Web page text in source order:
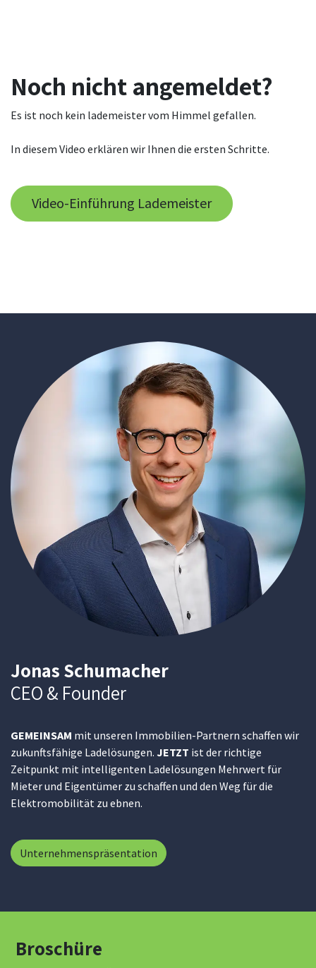
Noch nicht angemeldet?
Es ist noch kein lademeister vom Himmel gefallen.
In diesem Video erklären wir Ihnen die ersten Schritte.
Video-Einführung Lademeister
Jonas Schumacher
CEO & Founder
GEMEINSAM mit unseren Immobilien-Partnern schaffen wir
zukunftsfähige Ladelösungen. JETZT ist der richtige
Zeitpunkt mit intelligenten Ladelösungen Mehrwert für
Mieter und Eigentümer zu schaffen und den Weg für die
Elektromobilität zu ebnen.
Unternehmenspräsentation
Broschüre